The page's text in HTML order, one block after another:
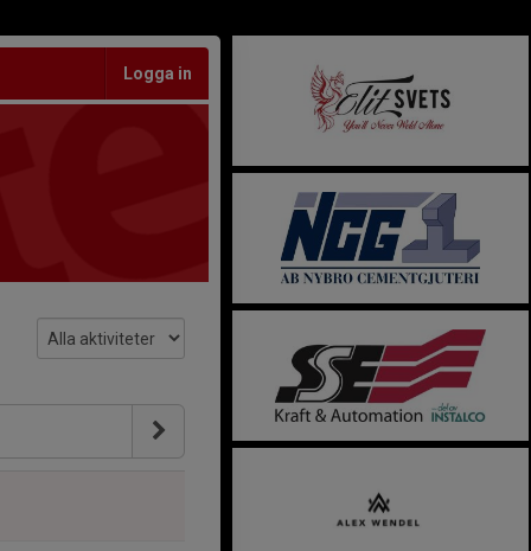
Logga in